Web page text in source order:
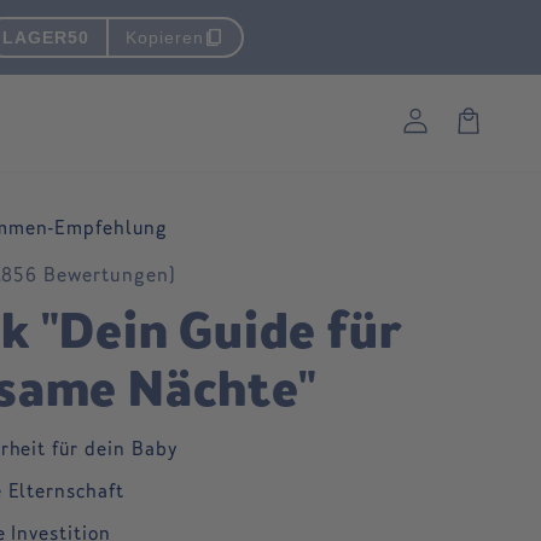
LAGER50 Kopieren content_copy
Log
in
Empfehlung
Bewertungen)
"Dein Guide für
Nächte"
für dein Baby
Elternschaft
Investition